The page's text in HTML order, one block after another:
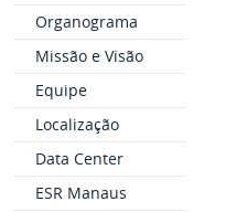
Organograma
Missão e Visão
Equipe
Localização
Data Center
ESR Manaus